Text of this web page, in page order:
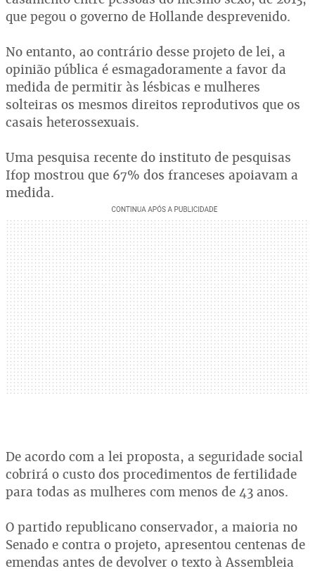
que pegou o governo de Hollande desprevenido.
No entanto, ao contrário desse projeto de lei, a
opinião pública é esmagadoramente a favor da
medida de permitir às lésbicas e mulheres
solteiras os mesmos direitos reprodutivos que os
casais heterossexuais.
Uma pesquisa recente do instituto de pesquisas
Ifop mostrou que 67% dos franceses apoiavam a
medida.
De acordo com a lei proposta, a seguridade social
cobrirá o custo dos procedimentos de fertilidade
para todas as mulheres com menos de 43 anos.
O partido republicano conservador, a maioria no
Senado e contra o projeto, apresentou centenas de
emendas antes de devolver o texto à Assembleia